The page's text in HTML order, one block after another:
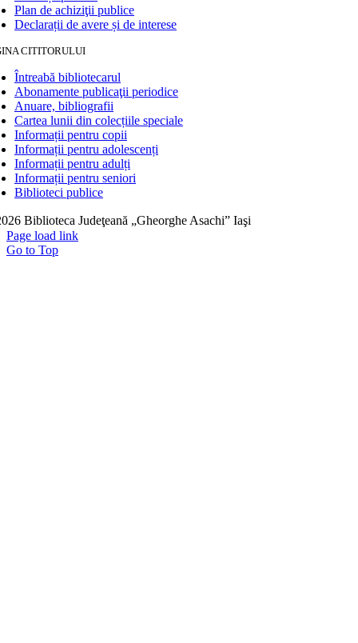
Plan de achiziţii publice
Declarații de avere și de interese
CITITORULUI
Întreabă bibliotecarul
Abonamente publicaţii periodice
Anuare, bibliografii
Cartea lunii din colecțiile speciale
Informații pentru copii
Informații pentru adolescenți
Informații pentru adulți
Informații pentru seniori
Biblioteci publice
Biblioteca Judeţeană „Gheorghe Asachi” Iaşi
Page load link
Go to Top